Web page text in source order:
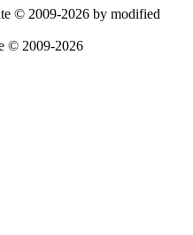
© 2009-2026 by modified
© 2009-2026